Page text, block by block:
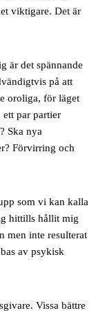
viktigare. Det är
är det spännande
på att
oroliga, för läget
par partier
Ska nya
Förvirring och
som vi kan kalla
hittills hållit mig
men inte resulterat
av psykisk
Vissa bättre